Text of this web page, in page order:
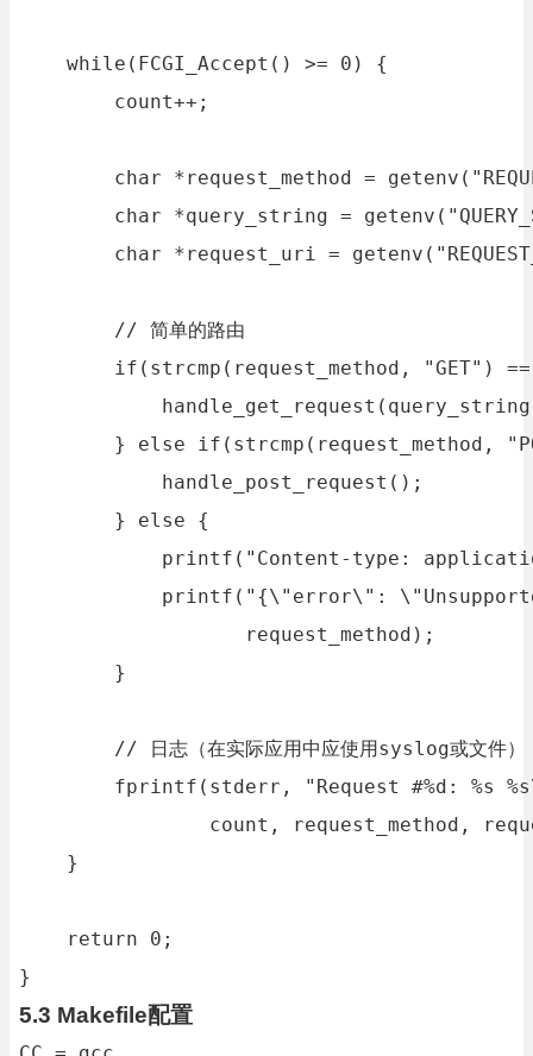
    while(FCGI_Accept() >= 0) {
        count++;
char *request_method =
char *query_string =
char *request_uri =
        // 简单的路由
if(strcmp(request_method, "GET")
} else if(strcmp(request_method,
            handle_post_request();
        } else {
printf("Content-type:
printf("{\"error\":
                   request_method);
        }
        // 日志（在实际应用中应使用syslog或文件）
fprintf(stderr, "Request #%d: %s
count, request_method,
    }
    return 0;
}
5.3 Makefile配置